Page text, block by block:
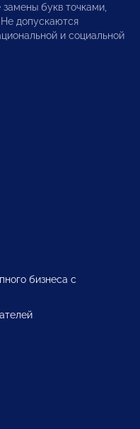
букв точками,
допускаются
и социальной
бизнеса с